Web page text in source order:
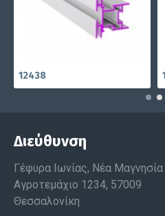
12438
Διεύθυνση
Γέφυρα Ιωνίας, Νέα Μαγνησία
Αγροτεμάχιο 1234, 57009
Θεσσαλονίκη